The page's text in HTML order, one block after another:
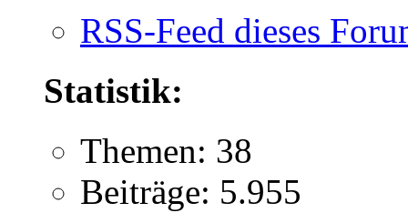
RSS-Feed dieses
Statistik:
Themen: 38
Beiträge: 5.955